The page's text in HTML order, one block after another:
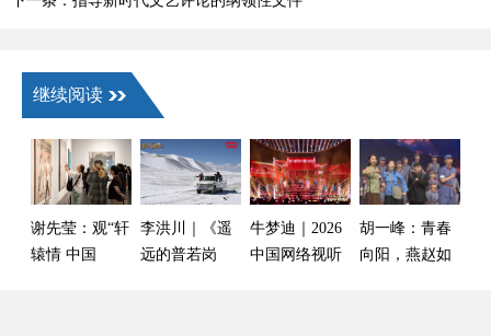
继续阅读
谢先莹：观“轩
辕情 中国
李洪川｜《遥
远的普若岗
牛梦迪｜2026
中国网络视听
胡一峰：青春
向阳，燕赵如